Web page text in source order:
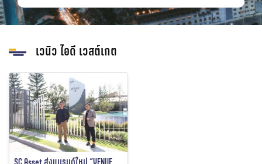
เวนิว ไอดี เวสต์เกต